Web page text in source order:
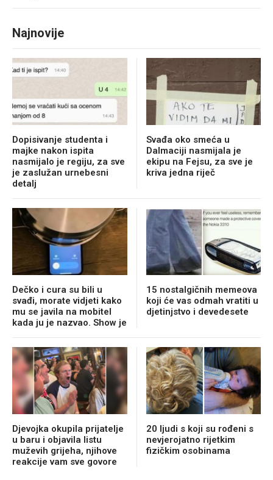
Najnovije
Dopisivanje studenta i
majke nakon ispita
nasmijalo je regiju, za sve
je zaslužan urnebesni
detalj
Svađa oko smeća u
Dalmaciji nasmijala je
ekipu na Fejsu, za sve je
kriva jedna riječ
Dečko i cura su bili u
svađi, morate vidjeti kako
mu se javila na mobitel
kada ju je nazvao. Show je
15 nostalgičnih memeova
koji će vas odmah vratiti u
djetinjstvo i devedesete
Djevojka okupila prijatelje
u baru i objavila listu
muževih grijeha, njihove
reakcije vam sve govore
20 ljudi s koji su rođeni s
nevjerojatno rijetkim
fizičkim osobinama